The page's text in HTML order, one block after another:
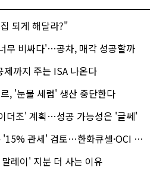
되게 해달라?"
무 비싸다'…공차, 매각 성공할까
까지 주는 ISA 나온다
르, '눈물 세럼' 생산 중단한다
더조' 계획…성공 가능성은 '글쎄'
관세' 검토…한화큐셀·OCI 영향은?
레이' 지분 더 사는 이유